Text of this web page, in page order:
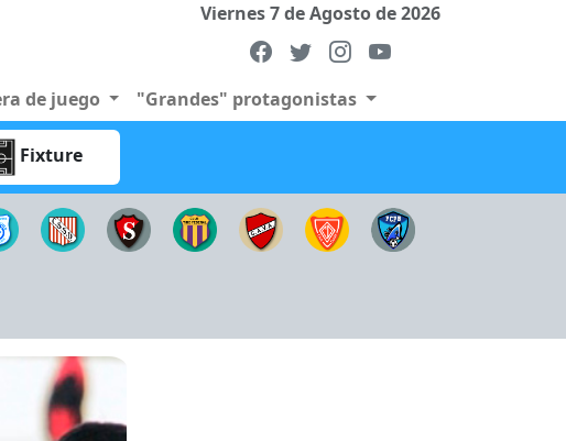
Viernes 7 de Agosto de 2026
de juego "Grandes" protagonistas
Fixture